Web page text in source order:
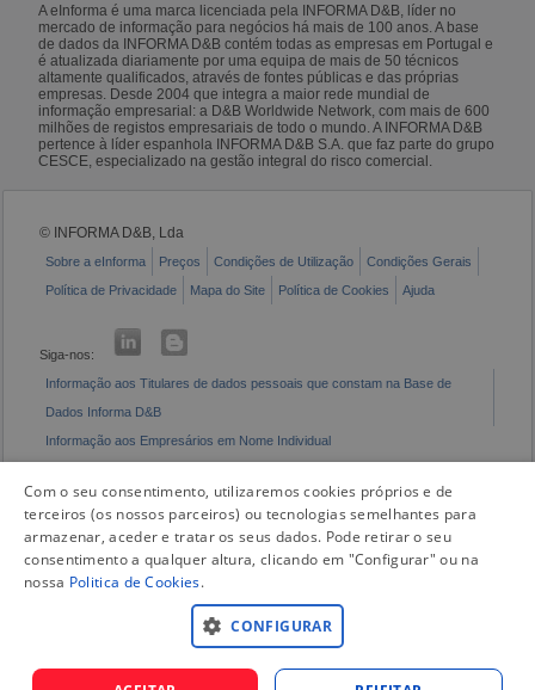
A eInforma é uma marca licenciada pela INFORMA D&B, líder no
mercado de informação para negócios há mais de 100 anos. A base
de dados da INFORMA D&B contém todas as empresas em Portugal e
é atualizada diariamente por uma equipa de mais de 50 técnicos
altamente qualificados, através de fontes públicas e das próprias
empresas. Desde 2004 que integra a maior rede mundial de
informação empresarial: a D&B Worldwide Network, com mais de 600
milhões de registos empresariais de todo o mundo. A INFORMA D&B
pertence à líder espanhola INFORMA D&B S.A. que faz parte do grupo
CESCE, especializado na gestão integral do risco comercial.
© INFORMA D&B, Lda
Sobre a eInforma Preços Condições de Utilização
Condições Gerais
Política de Privacidade
Mapa do Site Política de Cookies Ajuda
Siga-nos:
Informação aos Titulares de dados pessoais que constam na Base de
Dados Informa D&B
Informação aos Empresários em Nome Individual
Com o seu consentimento, utilizaremos cookies próprios e de
terceiros (os nossos parceiros) ou tecnologias semelhantes para
armazenar, aceder e tratar os seus dados. Pode retirar o seu
consentimento a qualquer altura, clicando em "Configurar" ou na
nossa Politica de Cookies.
CONFIGURAR